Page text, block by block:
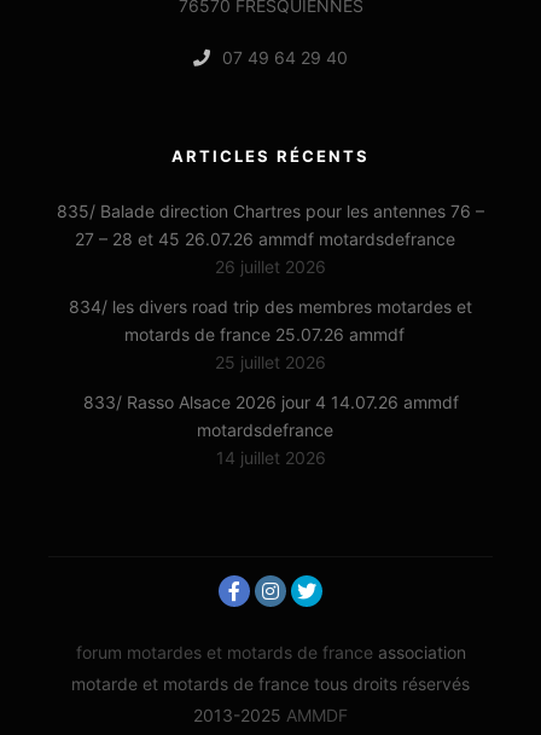
76570 FRESQUIENNES
07 49 64 29 40
ARTICLES RÉCENTS
835/ Balade direction Chartres pour les antennes 76 –
27 – 28 et 45 26.07.26 ammdf motardsdefrance
26 juillet 2026
834/ les divers road trip des membres motardes et
motards de france 25.07.26 ammdf
25 juillet 2026
833/ Rasso Alsace 2026 jour 4 14.07.26 ammdf
motardsdefrance
14 juillet 2026
forum motardes et motards de france association
motarde et motards de france tous droits réservés
2013-2025 AMMDF